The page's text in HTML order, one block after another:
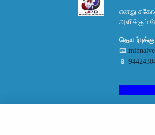
எனது
அளிக்கும்
📧
📱